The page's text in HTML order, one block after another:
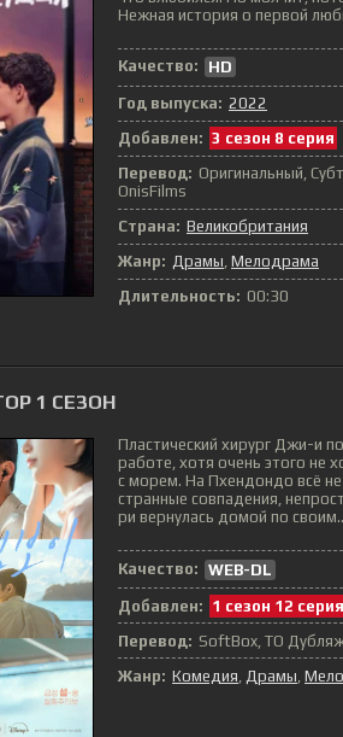
Нежная история о первой
Качество:
HD
Год выпуска: 2022
Добавлен: 3 сезон 8 серия
Перевод: Оригинальный,
OnisFilms
Страна: Великобритания
Жанр: Драмы, Мелодрама
Длительность: 00:30
1 СЕЗОН
Пластический хирург Джи-и
работе, хотя очень этого не
с морем. На Пхендондо всё не
странные совпадения,
ри вернулась домой по
Качество: WEB-DL
Добавлен: 1 сезон 12 серия
Перевод: SoftBox, ТО
Жанр: Комедия Драмы